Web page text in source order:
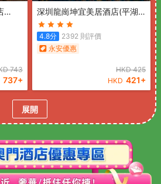
743
737+
深圳龍崗坤宜美居酒店(平湖
站店) (Mercure Shenzhen
Longgang(Longgang
Wanda Plaza Branch))
4.8分 2392 則評價
永安優惠
HKD425
HKD 421+
展開